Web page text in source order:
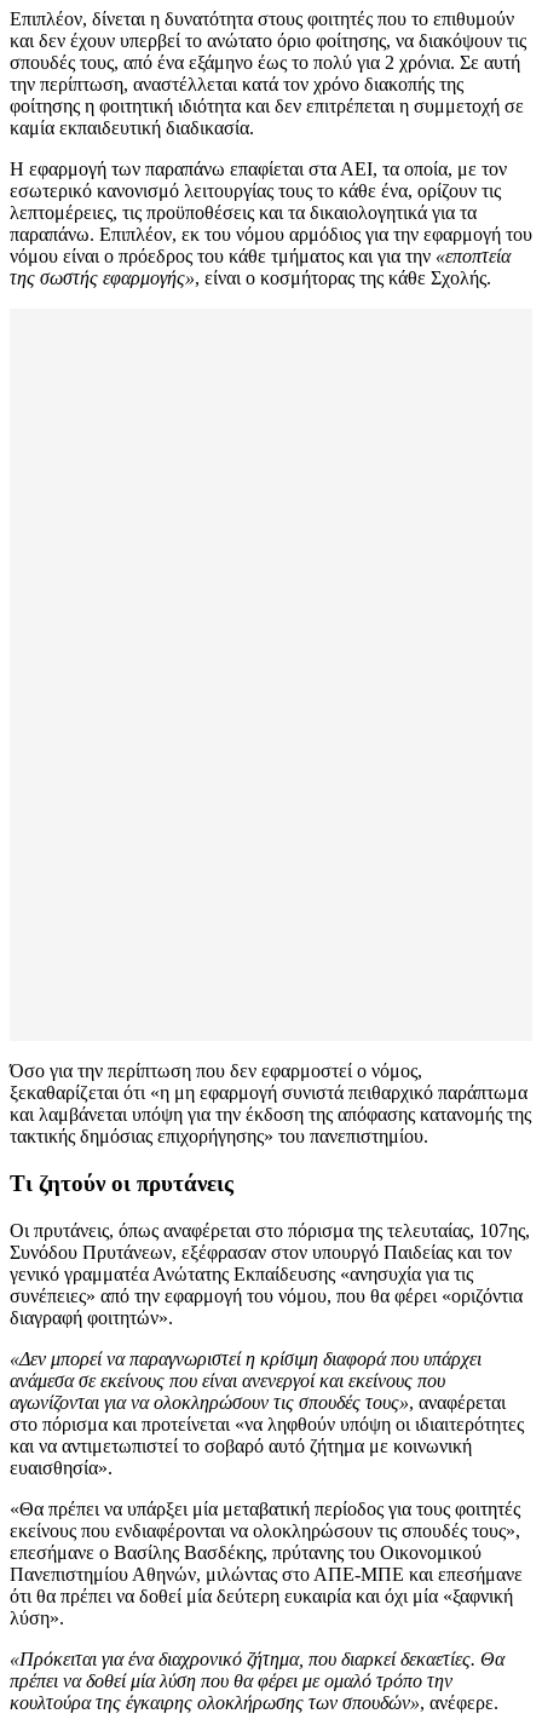
Επιπλέον, δίνεται η δυνατότητα στους φοιτητές που το επιθυμούν
και δεν έχουν υπερβεί το ανώτατο όριο φοίτησης, να διακόψουν τις
σπουδές τους, από ένα εξάμηνο έως το πολύ για 2 χρόνια. Σε αυτή
την περίπτωση, αναστέλλεται κατά τον χρόνο διακοπής της
φοίτησης η φοιτητική ιδιότητα και δεν επιτρέπεται η συμμετοχή σε
καμία εκπαιδευτική διαδικασία.
Η εφαρμογή των παραπάνω επαφίεται στα ΑΕΙ, τα οποία, με τον
εσωτερικό κανονισμό λειτουργίας τους το κάθε ένα, ορίζουν τις
λεπτομέρειες, τις προϋποθέσεις και τα δικαιολογητικά για τα
παραπάνω. Επιπλέον, εκ του νόμου αρμόδιος για την εφαρμογή του
νόμου είναι ο πρόεδρος του κάθε τμήματος και για την «εποπτεία
της σωστής εφαρμογής», είναι ο κοσμήτορας της κάθε Σχολής.
Όσο για την περίπτωση που δεν εφαρμοστεί ο νόμος,
ξεκαθαρίζεται ότι «η μη εφαρμογή συνιστά πειθαρχικό παράπτωμα
και λαμβάνεται υπόψη για την έκδοση της απόφασης κατανομής της
τακτικής δημόσιας επιχορήγησης» του πανεπιστημίου.
Τι ζητούν οι πρυτάνεις
Οι πρυτάνεις, όπως αναφέρεται στο πόρισμα της τελευταίας, 107ης,
Συνόδου Πρυτάνεων, εξέφρασαν στον υπουργό Παιδείας και τον
γενικό γραμματέα Ανώτατης Εκπαίδευσης «ανησυχία για τις
συνέπειες» από την εφαρμογή του νόμου, που θα φέρει «οριζόντια
διαγραφή φοιτητών».
«Δεν μπορεί να παραγνωριστεί η κρίσιμη διαφορά που υπάρχει
ανάμεσα σε εκείνους που είναι ανενεργοί και εκείνους που
αγωνίζονται για να ολοκληρώσουν τις σπουδές τους», αναφέρεται
στο πόρισμα και προτείνεται «να ληφθούν υπόψη οι ιδιαιτερότητες
και να αντιμετωπιστεί το σοβαρό αυτό ζήτημα με κοινωνική
ευαισθησία».
«Θα πρέπει να υπάρξει μία μεταβατική περίοδος για τους φοιτητές
εκείνους που ενδιαφέρονται να ολοκληρώσουν τις σπουδές τους»,
επεσήμανε ο Βασίλης Βασδέκης, πρύτανης του Οικονομικού
Πανεπιστημίου Αθηνών, μιλώντας στο ΑΠΕ-ΜΠΕ και επεσήμανε
ότι θα πρέπει να δοθεί μία δεύτερη ευκαιρία και όχι μία «ξαφνική
λύση».
«Πρόκειται για ένα διαχρονικό ζήτημα, που διαρκεί δεκαετίες. Θα
πρέπει να δοθεί μία λύση που θα φέρει με ομαλό τρόπο την
κουλτούρα της έγκαιρης ολοκλήρωσης των σπουδών», ανέφερε.